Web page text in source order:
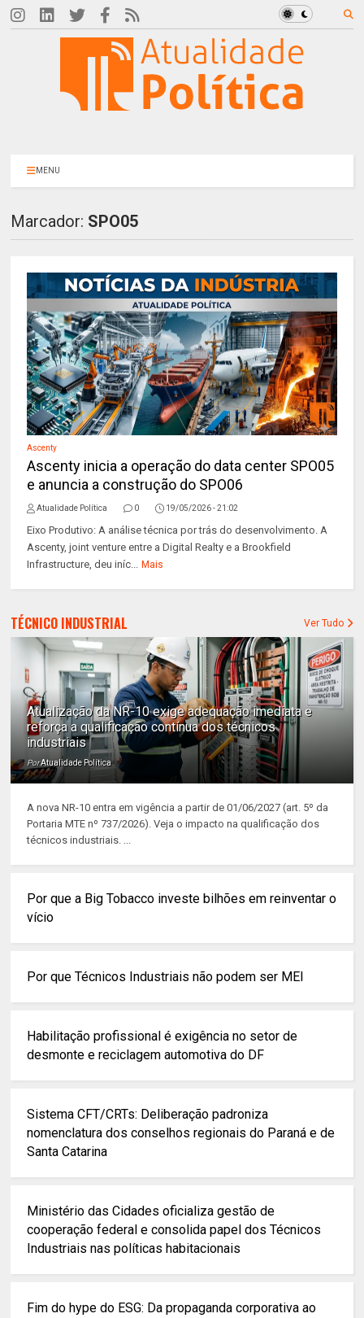
MENU
Marcador: SPO05
Ascenty
Ascenty inicia a operação do data center SPO05
e anuncia a construção do SPO06
Atualidade Política 0 19/05/2026 - 21:02
Eixo Produtivo: A análise técnica por trás do desenvolvimento. A
Ascenty, joint venture entre a Digital Realty e a Brookfield
Infrastructure, deu iníc... Mais
TÉCNICO INDUSTRIAL Ver Tudo
Atualização da NR-10 exige adequação imediata e
reforça a qualificação contínua dos técnicos
industriais
PorAtualidade Política
A nova NR-10 entra em vigência a partir de 01/06/2027 (art. 5º da
Portaria MTE nº 737/2026). Veja o impacto na qualificação dos
técnicos industriais. ...
Por que a Big Tobacco investe bilhões em reinventar o
vício
Por que Técnicos Industriais não podem ser MEI
Habilitação profissional é exigência no setor de
desmonte e reciclagem automotiva do DF
Sistema CFT/CRTs: Deliberação padroniza
nomenclatura dos conselhos regionais do Paraná e de
Santa Catarina
Ministério das Cidades oficializa gestão de
cooperação federal e consolida papel dos Técnicos
Industriais nas políticas habitacionais
Fim do hype do ESG: Da propaganda corporativa ao